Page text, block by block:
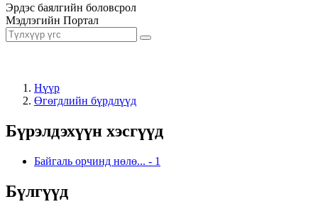
Эрдэс баялгийн боловсрол
Мэдлэгийн Портал
Нүүр
Өгөгдлийн бүрдлүүд
Бүрэлдэхүүн хэсгүүд
Байгаль орчинд нөлө... - 1
Бүлгүүд